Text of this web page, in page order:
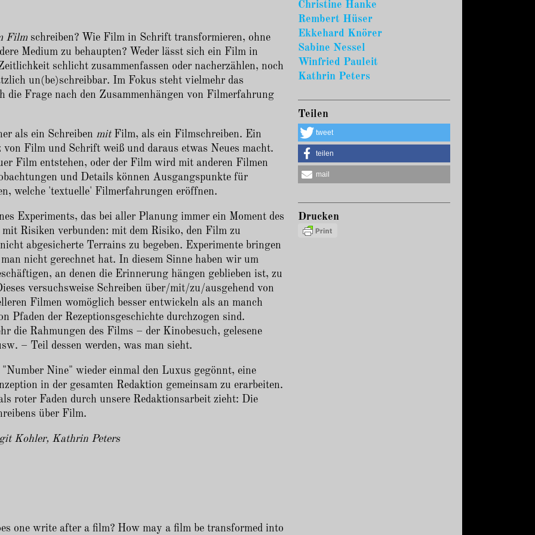
Film schreiben? Wie Film in Schrift transformieren, ohne
Medium zu behaupten? Weder lässt sich ein Film in
schlicht zusammenfassen oder nacherzählen, noch
un(be)schreibbar. Im Fokus steht vielmehr das
die Frage nach den Zusammenhängen von Filmerfahrung
als ein Schreiben mitFilm, als ein Filmschreiben. Ein
von Film und Schrift weiß und daraus etwas Neues macht.
Film entstehen, oder der Film wird mit anderen Filmen
und Details können Ausgangspunkte für
welche 'textuelle' Filmerfahrungen eröffnen.
Experiments, das bei aller Planung immer ein Moment des
Risiken verbunden: mit dem Risiko, den Film zu
abgesicherte Terrains zu begeben. Experimente bringen
nicht gerechnet hat. In diesem Sinne haben wir um
an denen die Erinnerung hängen geblieben ist, zu
versuchsweise Schreiben über/mit/zu/ausgehend von
Filmen womöglich besser entwickeln als an manch
Pfaden der Rezeptionsgeschichte durchzogen sind.
die Rahmungen des Films – der Kinobesuch, gelesene
– Teil dessen werden, was man sieht.
Nine" wieder einmal den Luxus gegönnt, eine
in der gesamten Redaktion gemeinsam zu erarbeiten.
roter Faden durch unsere Redaktionsarbeit zieht: Die
über Film.
Kohler, Kathrin Peters
one write after a film? How may a film be transformed into
Christine Hanke
Rembert Hüser
Ekkehard Knörer
Sabine Nessel
Winfried Pauleit
Kathrin Peters
Teilen
tweet
teilen
mail
Drucken